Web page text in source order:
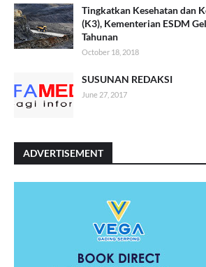
Tingkatkan Kesehatan dan
(K3), Kementerian ESDM
Tahunan
October 18, 2018
SUSUNAN REDAKSI
June 27, 2017
ADVERTISEMENT